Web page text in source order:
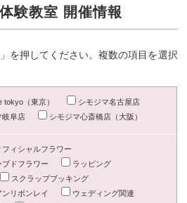
験教室 開催情報
を押してください。複数の項目を選択
tokyo（東京）
シモジマ名古屋店
岐阜店
シモジマ心斎橋店（大阪）
フィシャルフラワー
ブドフラワー
ラッピング
スクラップブッキング
リボンレイ
ウェディング関連